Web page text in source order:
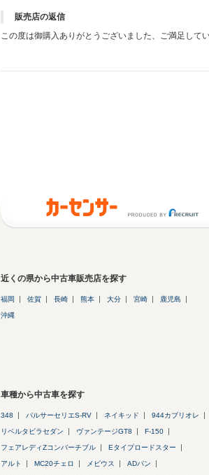
販売店の返信
この度は御購入ありがとうございました、ご満足して
近くの県から中古車販売店を探す
福岡 佐賀 長崎 熊本 大分 宮崎 鹿児島
沖縄
車種から中古車を探す
348 パルサーセリエS-RV ネイキッド 944カブリオレ
リベルタビラセダン ヴァンテージGT8 F-150
フェアレディZコンバーチブル Eタイプロードスター
アルト MC20チェロ メビウス ADバン